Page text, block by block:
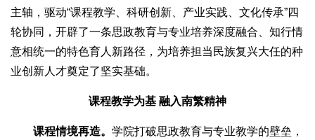
主轴，驱动“课程教学、科研创新、产业实践、文化传承”四
轮协同，开辟了一条思政教育与专业培养深度融合、知行情
意相统一的特色育人新路径，为培养担当民族复兴大任的种
业创新人才奠定了坚实基础。
课程教学为基 融入南繁精神
课程情境再造。 学院打破思政教育与专业教学的壁垒，